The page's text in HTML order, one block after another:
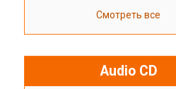
Смотреть все
Audio CD